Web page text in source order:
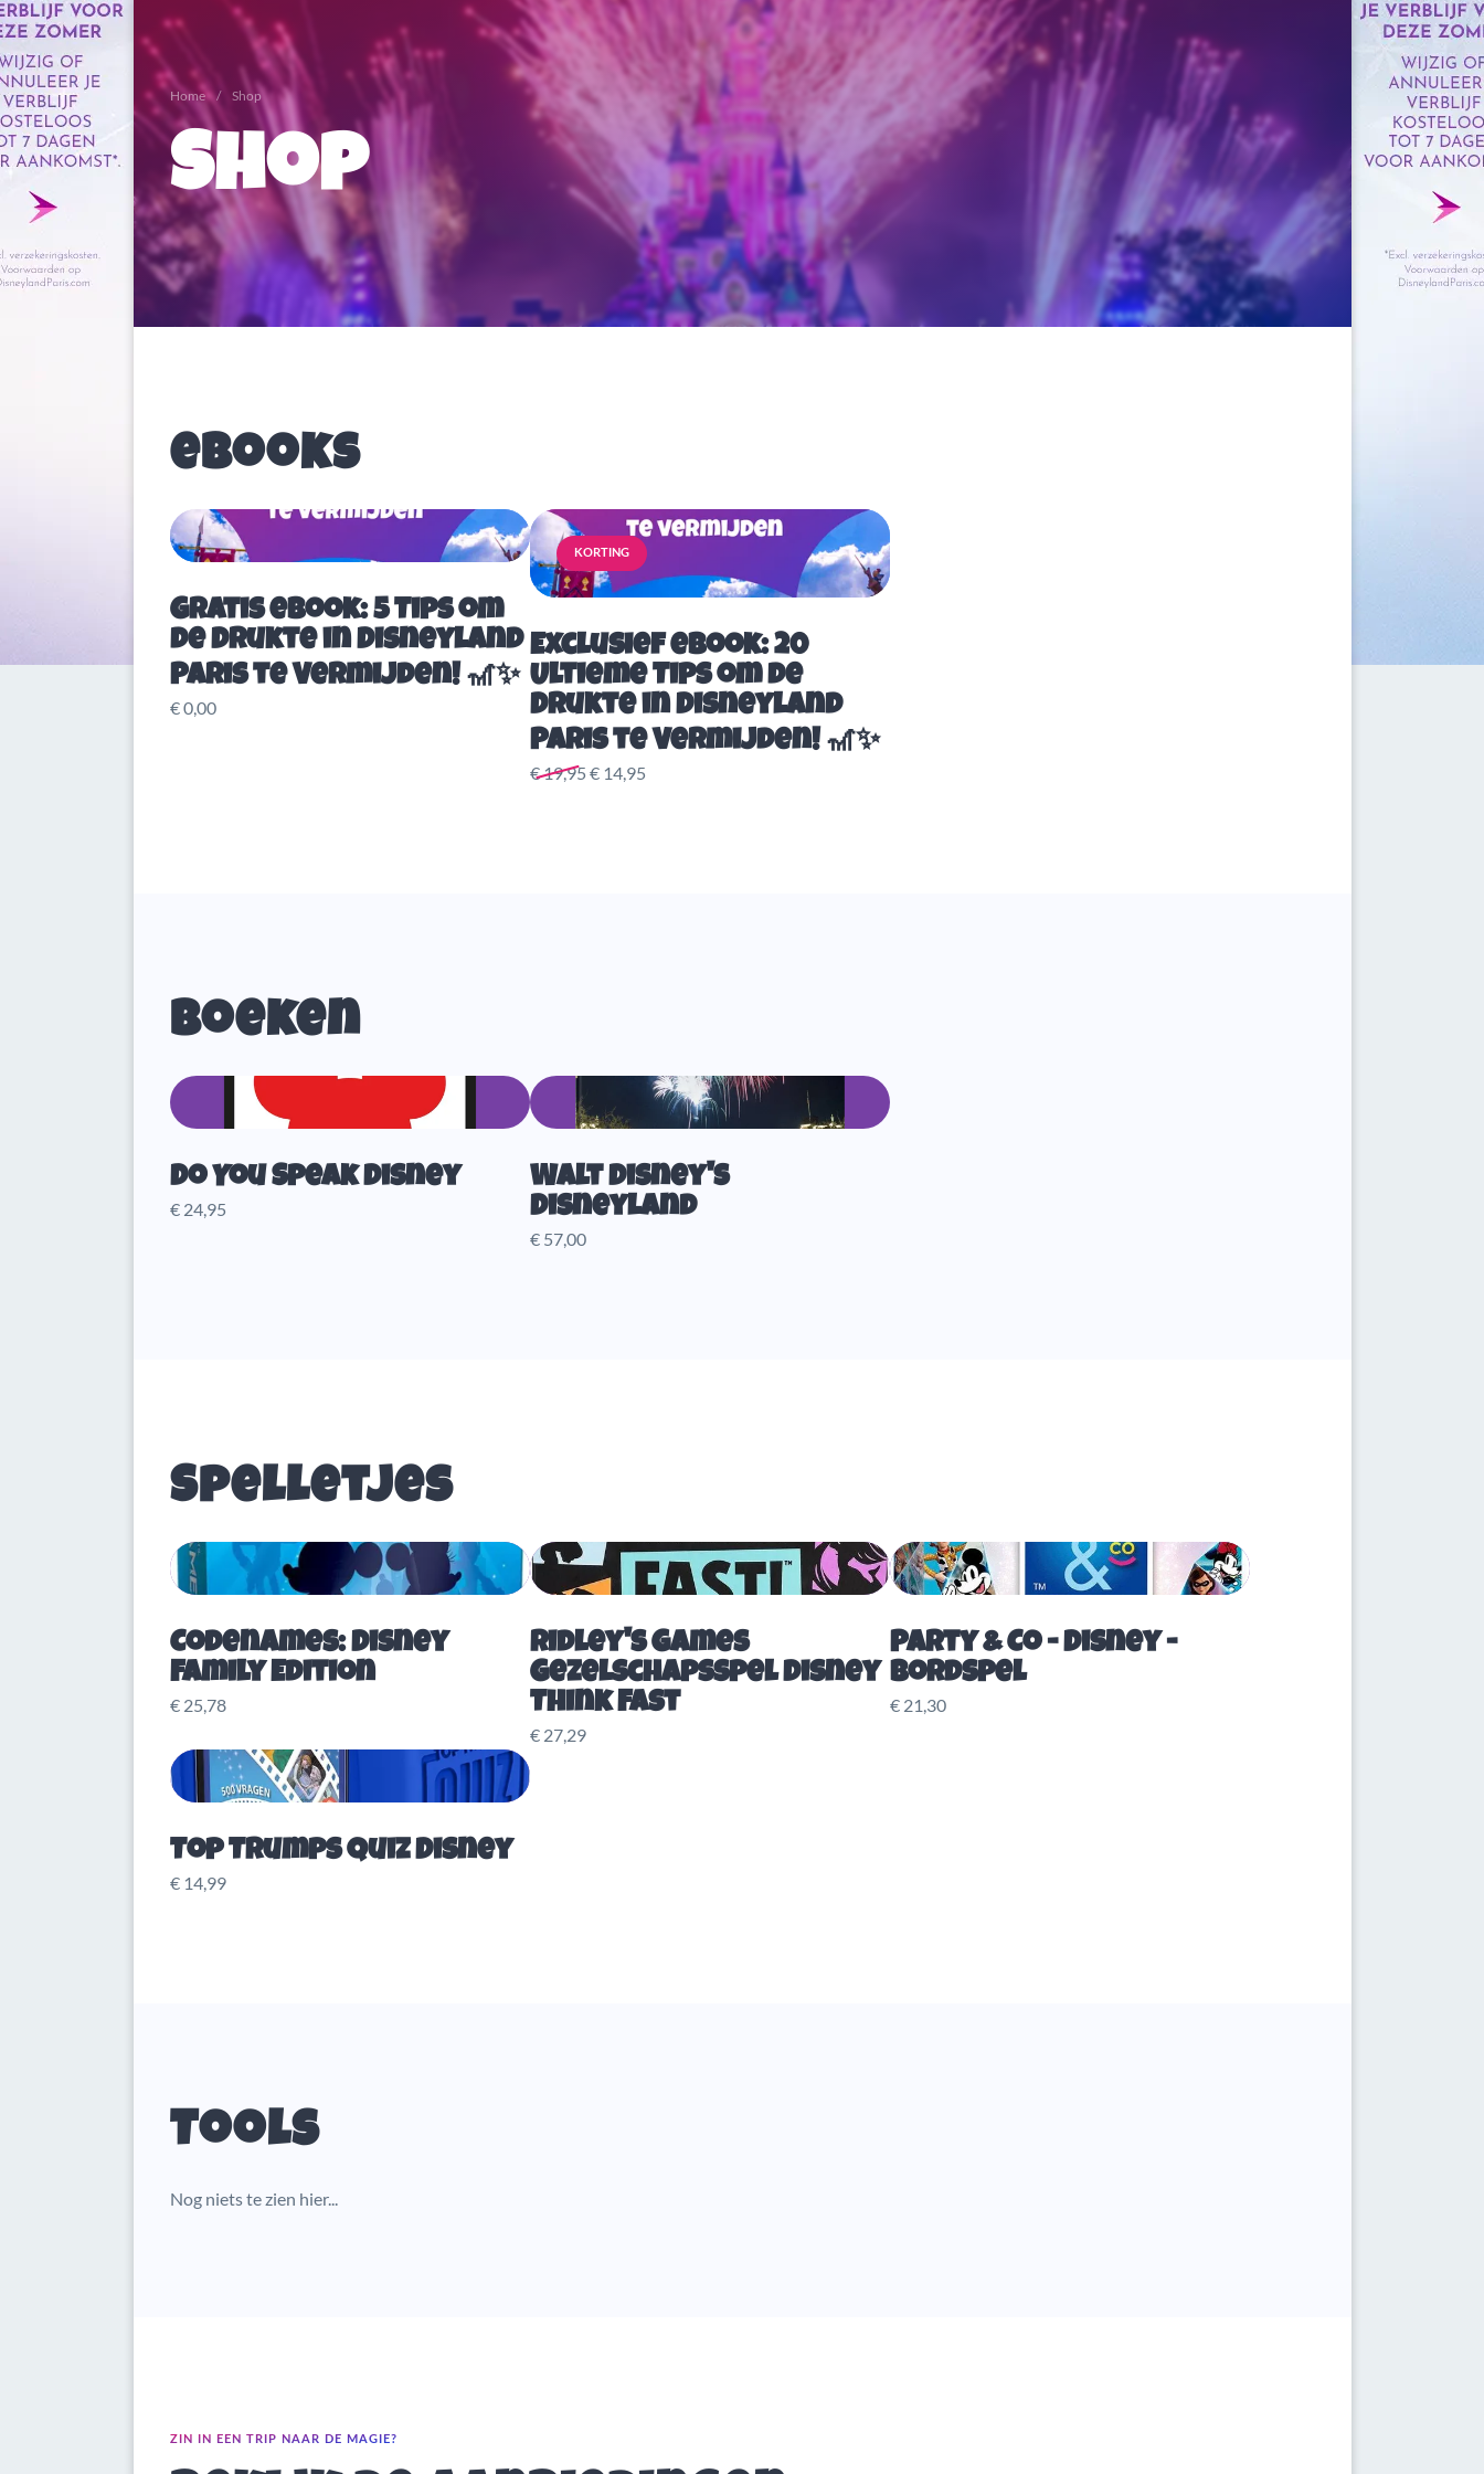
Home Shop
Shop
eBooks
Gratis eBook: 5 Tips om
de Drukte in Disneyland
Paris te Vermijden! 🎢✨
€ 0,00
KORTING
Exclusief eBook: 20
Ultieme Tips om de
Drukte in Disneyland
Paris te Vermijden! 🎢✨
€ 19,95 € 14,95
Boeken
Do You Speak Disney
€ 24,95
Walt Disney's
Disneyland
€ 57,00
Spelletjes
Codenames: Disney
Family Edition
€ 25,78
Ridley's Games
Gezelschapsspel Disney
Think Fast
€ 27,29
Party & Co - Disney -
Bordspel
€ 21,30
Top Trumps Quiz Disney
€ 14,99
Tools
Nog niets te zien hier...
ZIN IN EEN TRIP NAAR DE MAGIE?